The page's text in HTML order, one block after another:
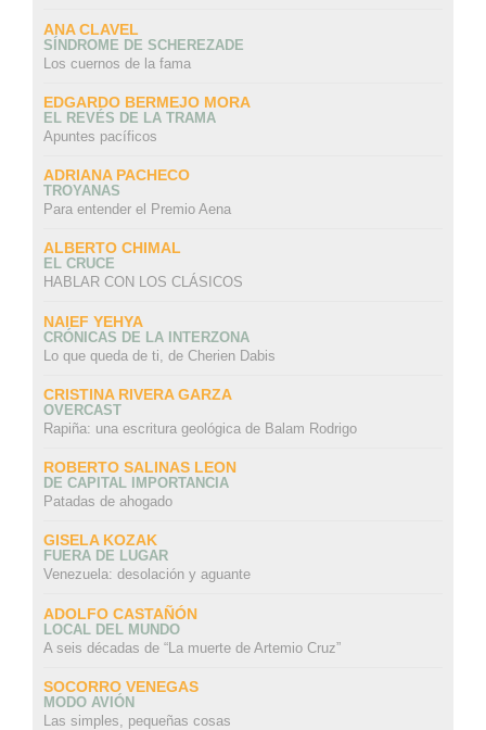
ANA CLAVEL
SÍNDROME DE SCHEREZADE
Los cuernos de la fama
EDGARDO BERMEJO MORA
EL REVÉS DE LA TRAMA
Apuntes pacíficos
ADRIANA PACHECO
TROYANAS
Para entender el Premio Aena
ALBERTO CHIMAL
EL CRUCE
HABLAR CON LOS CLÁSICOS
NAIEF YEHYA
CRÓNICAS DE LA INTERZONA
Lo que queda de ti, de Cherien Dabis
CRISTINA RIVERA GARZA
OVERCAST
Rapiña: una escritura geológica de Balam Rodrigo
ROBERTO SALINAS LEON
DE CAPITAL IMPORTANCIA
Patadas de ahogado
GISELA KOZAK
FUERA DE LUGAR
Venezuela: desolación y aguante
ADOLFO CASTAÑÓN
LOCAL DEL MUNDO
A seis décadas de “La muerte de Artemio Cruz”
SOCORRO VENEGAS
MODO AVIÓN
Las simples, pequeñas cosas